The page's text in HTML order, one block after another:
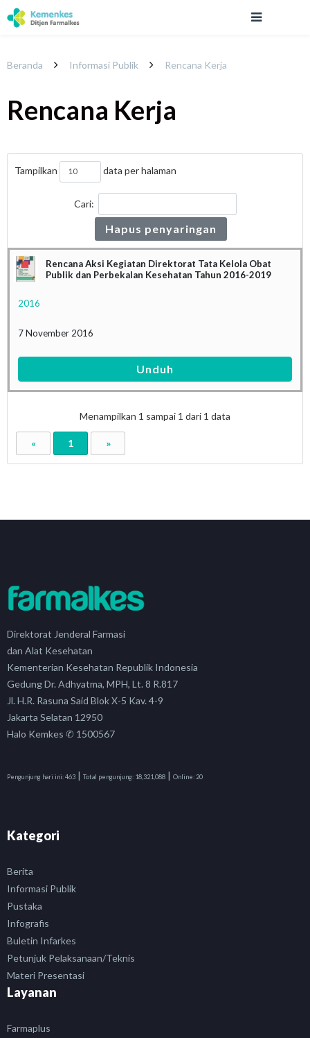
Beranda Informasi Publik Rencana Kerja
Rencana Kerja
Tampilkan data per halaman
Cari:
Hapus penyaringan
Rencana Aksi Kegiatan Direktorat Tata Kelola Obat
Publik dan Perbekalan Kesehatan Tahun 2016-2019
2016
7 November 2016
Unduh
Menampilkan 1 sampai 1 dari 1 data
« 1 »
Direktorat Jenderal Farmasi
dan Alat Kesehatan
Kementerian Kesehatan Republik Indonesia
Gedung Dr. Adhyatma, MPH, Lt. 8 R.817
Jl. H.R. Rasuna Said Blok X-5 Kav. 4-9
Jakarta Selatan 12950
Halo Kemkes ✆ 1500567
Pengunjung hari ini:463 | Total pengunjung: 18,321,088 | Online: 20
Kategori
Berita
Informasi Publik
Pustaka
Infografis
Buletin Infarkes
Petunjuk Pelaksanaan/Teknis
Materi Presentasi
Layanan
Farmaplus